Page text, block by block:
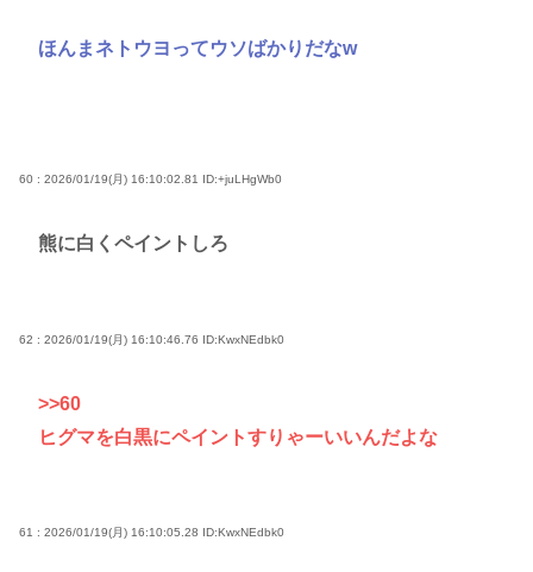
ほんまネトウヨってウソばかりだなw
60 : 2026/01/19(月) 16:10:02.81 ID:+juLHgWb0
熊に白くペイントしろ
62 : 2026/01/19(月) 16:10:46.76 ID:KwxNEdbk0
>>60
ヒグマを白黒にペイントすりゃーいいんだよな
61 : 2026/01/19(月) 16:10:05.28 ID:KwxNEdbk0